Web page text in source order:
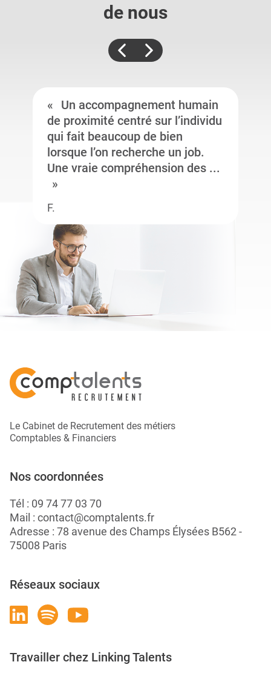
de nous
Un accompagnement humain
de proximité centré sur l’individu
qui fait beaucoup de bien
lorsque l’on recherche un job.
Une vraie compréhension des ...
F.
Le Cabinet de Recrutement des métiers
Comptables & Financiers
Nos coordonnées
Tél : 09 74 77 03 70
Mail : contact@comptalents.fr
Adresse : 78 avenue des Champs Élysées B562 -
75008 Paris
Réseaux sociaux
Travailler chez Linking Talents